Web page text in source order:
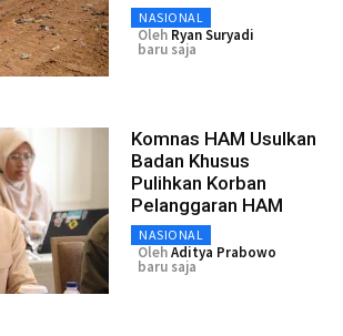
NASIONAL
Oleh Ryan Suryadi
baru saja
Komnas HAM Usulkan
Badan Khusus
Pulihkan Korban
Pelanggaran HAM
NASIONAL
OlehAditya Prabowo
baru saja